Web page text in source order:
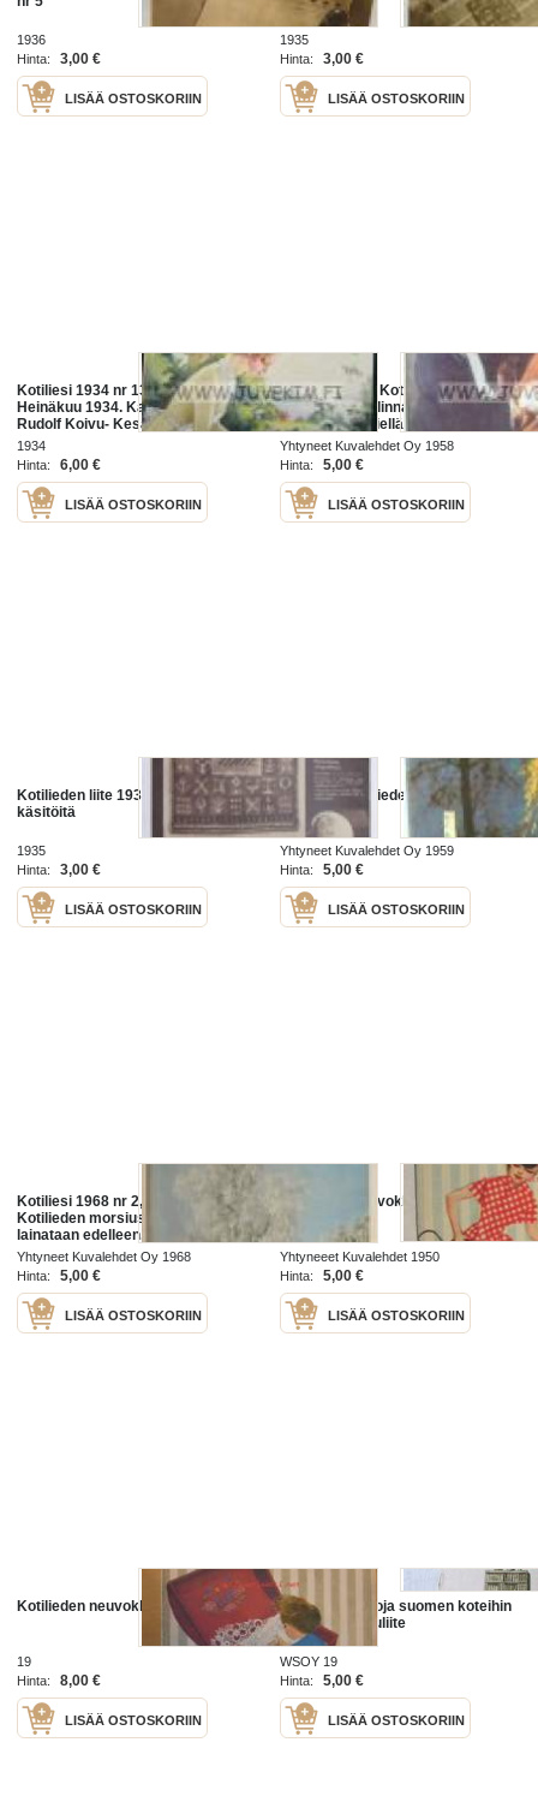
1936
Hinta:
3,00 €
LISÄÄ OSTOSKORIIN
1935
Hinta:
3,00 €
LISÄÄ OSTOSKORIIN
Kotiliesi 1934 nr 13 kansi.
Heinäkuu 1934. Kansikuvitus
Rudolf Koivu- Kesäaamu kuistilla -
Juhani Ahon kirja Papin rouva,
Kotilieden vaarat,
Vuodevaatepuhdistus
1934
Hinta:
6,00 €
LISÄÄ OSTOSKORIIN
Kotiliesi 1958. Kotilieden Joulu
1958, Suomenlinnan Armfelt-
museo, koulutiellä Inkeristä
Kiinaan - Sanni Lampen, Pearl
Buck: Mitä joulu minulle merkitsee
Yhtyneet Kuvalehdet Oy 1958
Hinta:
5,00 €
LISÄÄ OSTOSKORIIN
Kotilieden liite 1935 / 4. kodin
käsitöitä
1935
Hinta:
3,00 €
LISÄÄ OSTOSKORIIN
Kotiliesi . Kotilieden Joulu 1959
Yhtyneet Kuvalehdet Oy 1959
Hinta:
5,00 €
LISÄÄ OSTOSKORIIN
Kotiliesi 1968 nr 2, Tammikuu
Kotilieden morsiuskruunuja
lainataan edelleen, Krooniset
sairaat lapset on unohdettu,
Annikki Suviranta tutkija-
perheenäiti,
Yhtyneet Kuvalehdet Oy 1968
Hinta:
5,00 €
LISÄÄ OSTOSKORIIN
Kotilieden neuvokki nr 3 Hohtava
Yhtyneeet Kuvalehdet 1950
Hinta:
5,00 €
LISÄÄ OSTOSKORIIN
Kotilieden neuvokki Kapiokirstu 1
19
Hinta:
8,00 €
LISÄÄ OSTOSKORIIN
valikoituja kirjoja suomen koteihin
kotilieden joululiite
WSOY 19
Hinta:
5,00 €
LISÄÄ OSTOSKORIIN